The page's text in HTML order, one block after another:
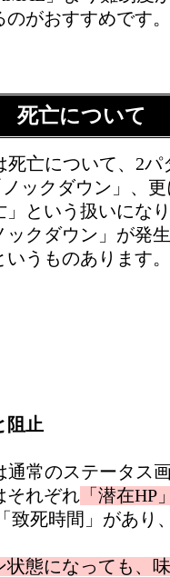
のがおすすめです。
死亡について
死亡について、2
ノックダウン」 、
という扱いにな
ックダウン」が発
うものあります
阻止
通常のステータス
それぞれ 「潜在HP
致死時間」があり
状態になっても、